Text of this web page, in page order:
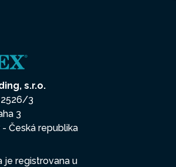
s.r.o.
3
3
Česká republika
je registrovana u